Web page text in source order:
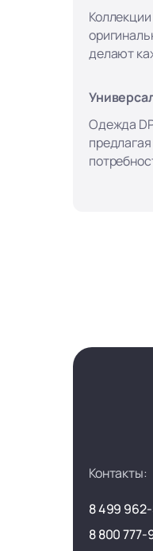
делают
Одежда
Контакты:
8 499
8 800 777-